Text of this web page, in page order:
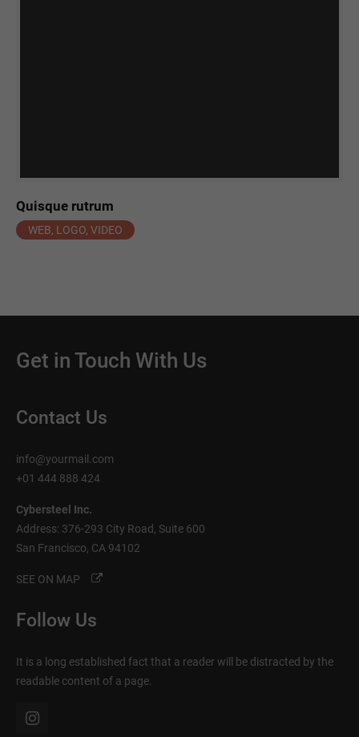
Quisque rutrum
WEB, LOGO, VIDEO
Get in Touch With Us
Contact Us
info@yourmail.com
+01 444 888 424
Cybersteel Inc.
Address: 376-293 City Road, Suite 600
San Francisco, CA 94102
SEE ON MAP
Follow Us
It is a long established fact that a reader will be distracted by the
readable content of a page.